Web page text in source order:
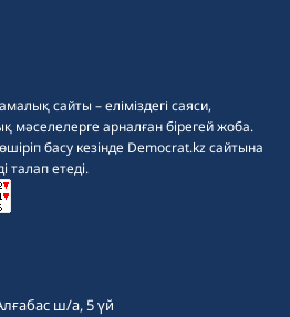
сайты – еліміздегі саяси,
мәселелерге арналған бірегей жоба.
басу кезінде Democrat.kz сайтына
талап етеді.
ш/а, 5 үй